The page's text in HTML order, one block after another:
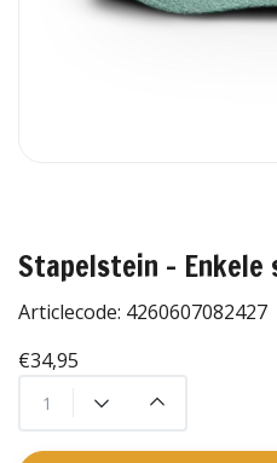
Stapelstein -
Articlecode: 4260607082427
€34,95